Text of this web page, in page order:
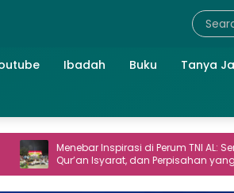
Ibadah Buku Tanya
Inspirasi di Perum TNI AL: Seni,
Isyarat, dan Perpisahan yang